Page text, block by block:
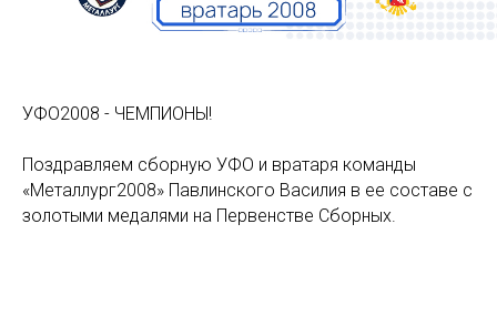
УФО2008 - ЧЕМПИОНЫ!
Поздравляем сборную УФО и вратаря команды
«Металлург2008» Павлинского Василия в ее составе с
золотыми медалями на Первенстве Сборных.